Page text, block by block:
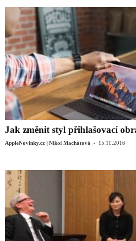
Jak změnit styl přihlašovací
AppleNovinky.cz | Nikol Machátová - 15.10.2016